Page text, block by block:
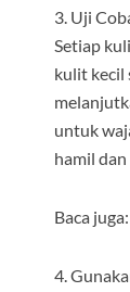
3. Uji
Setiap
kulit kecil
untuk
hamil
Baca juga:
4.